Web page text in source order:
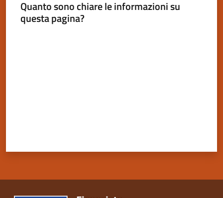
su
Quanto sono chiare le informazioni su
questa pagina?